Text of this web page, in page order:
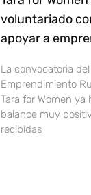
voluntariado
apoyar a
La convocatoria
Emprendimiento
Tara for Women ya
balance muy
recibidas